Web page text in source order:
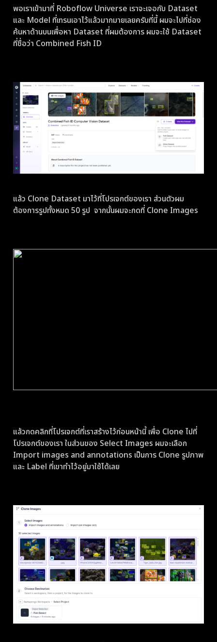
พอเราเข้ามาที่ Roboflow Universe เราจะเจอกับ Dataset
และ Model ที่เทรนเอาไว้แล้วมากมายเลยครับที่นี้ ผมจะไปที่ช่อง
ค้นหาด้านบนเพื่อหา Dataset ที่ผมต้องการ ผมจะใช้ Dataset
ที่ชื่อว่า Combined Fish ID
แล้ว Clone Dataset มาไว้ที่โปรเจกต์ของเรา ส่วนตัวผม
ต้องการรูปทั้งหมด 50 รูป จากนั้นผมจะกดที่ Clone Images
แล้วกดคลิกที่โปรเจกต์ที่เราสร้างไว้ก่อนหน้านี้ เพื่อ Clone ไปที่
โปรเจกต์ของเรา ในส่วนของ Select Images ผมจะเลือก
Import images and annotations เป็นการ Clone รูปภาพ
และ Label ที่เขาทำไว้อยู่มาใช้ได้เลย